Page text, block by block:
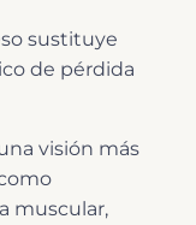
sustituye
de pérdida
visión más
muscular,